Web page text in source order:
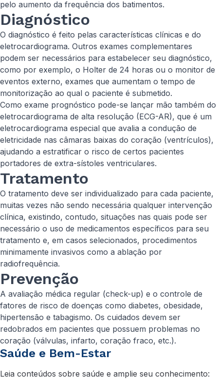
pelo aumento da frequência dos batimentos.
Diagnóstico
O diagnóstico é feito pelas características clínicas e do
eletrocardiograma. Outros exames complementares
podem ser necessários para estabelecer seu diagnóstico,
como por exemplo, o Holter de 24 horas ou o monitor de
eventos externo, exames que aumentam o tempo de
monitorização ao qual o paciente é submetido.
Como exame prognóstico pode-se lançar mão também do
eletrocardiograma de alta resolução (ECG-AR), que é um
eletrocardiograma especial que avalia a condução de
eletricidade nas câmaras baixas do coração (ventrículos),
ajudando a estratificar o risco de certos pacientes
portadores de extra-sístoles ventriculares.
Tratamento
O tratamento deve ser individualizado para cada paciente,
muitas vezes não sendo necessária qualquer intervenção
clínica, existindo, contudo, situações nas quais pode ser
necessário o uso de medicamentos específicos para seu
tratamento e, em casos selecionados, procedimentos
minimamente invasivos como a ablação por
radiofrequência.
Prevenção
A avaliação médica regular (check-up) e o controle de
fatores de risco de doenças como diabetes, obesidade,
hipertensão e tabagismo. Os cuidados devem ser
redobrados em pacientes que possuem problemas no
coração (válvulas, infarto, coração fraco, etc.).
Saúde e Bem-Estar
Leia conteúdos sobre saúde e amplie seu conhecimento: